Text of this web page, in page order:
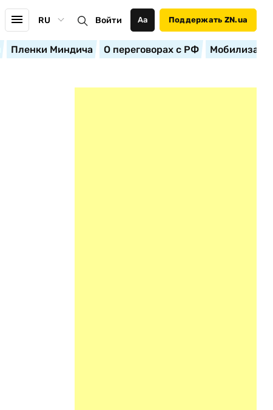
RU Войти Аа Поддержать ZN.ua
Пленки Миндича О переговорах с РФ